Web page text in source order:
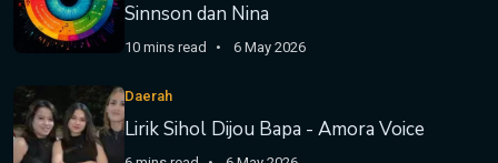
Sinnson dan Nina
10 mins read 6 May 2026
Daerah
Lirik Sihol Dijou Bapa - Amora Voice